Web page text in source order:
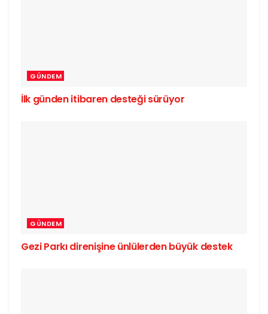
GÜNDEM
İlk günden itibaren desteği sürüyor
GÜNDEM
Gezi Parkı direnişine ünlülerden büyük destek